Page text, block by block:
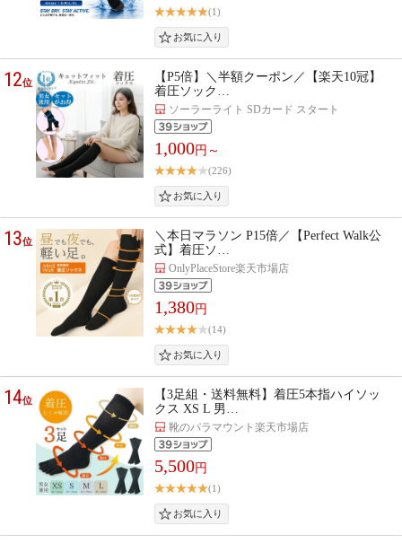
(1)
12位
【P5倍】＼半額クーポン／【楽天10冠】
着圧ソック…
ソーラーライト SDカード スタート
1,000円～
(226)
13位
＼本日マラソン P15倍／【Perfect Walk公
式】着圧ソ…
OnlyPlaceStore楽天市場店
1,380円
(14)
14位
【3足組・送料無料】着圧5本指ハイソッ
クス XS L 男…
靴のパラマウント楽天市場店
5,500円
(1)